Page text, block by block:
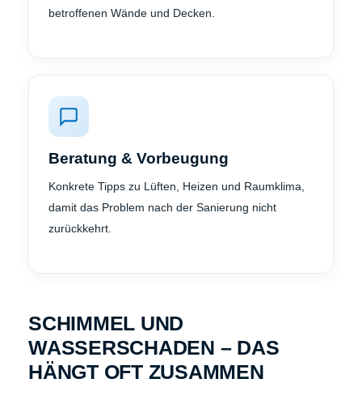
betroffenen Wände und Decken.
Beratung & Vorbeugung
Konkrete Tipps zu Lüften, Heizen und Raumklima,
damit das Problem nach der Sanierung nicht
zurückkehrt.
SCHIMMEL UND
WASSERSCHADEN – DAS
HÄNGT OFT ZUSAMMEN